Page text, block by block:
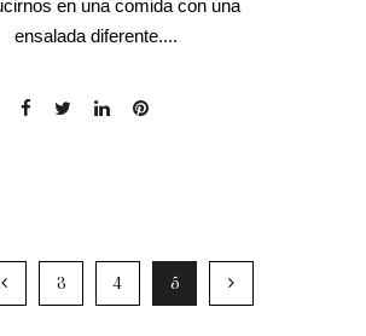
en una comida con una
ensalada diferente....
3 4 5